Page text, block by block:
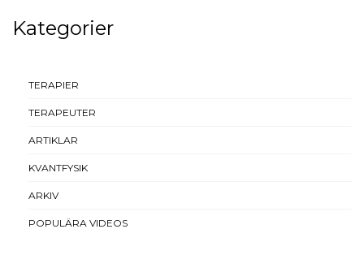
Kategorier
TERAPIER
TERAPEUTER
ARTIKLAR
KVANTFYSIK
ARKIV
POPULÄRA VIDEOS